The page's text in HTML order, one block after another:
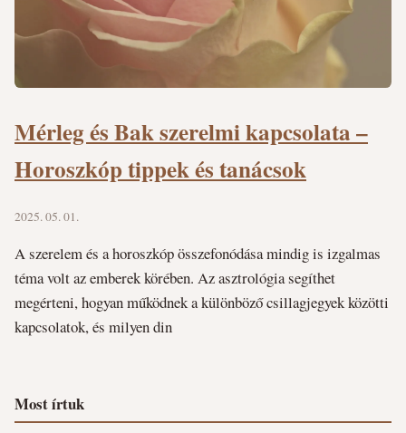
Mérleg és Bak szerelmi kapcsolata –
Horoszkóp tippek és tanácsok
2025. 05. 01.
A szerelem és a horoszkóp összefonódása mindig is izgalmas
téma volt az emberek körében. Az asztrológia segíthet
megérteni, hogyan működnek a különböző csillagjegyek közötti
kapcsolatok, és milyen din
Most írtuk